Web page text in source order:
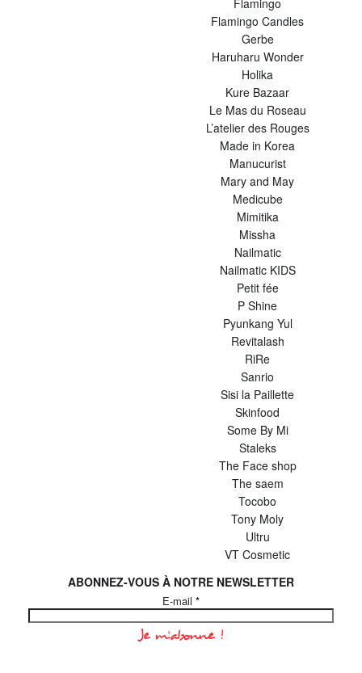
Flamingo
Flamingo Candles
Gerbe
Haruharu Wonder
Holika
Kure Bazaar
Le Mas du Roseau
L’atelier des Rouges
Made in Korea
Manucurist
Mary and May
Medicube
Mimitika
Missha
Nailmatic
Nailmatic KIDS
Petit fée
P Shine
Pyunkang Yul
Revitalash
RiRe
Sanrio
Sisi la Paillette
Skinfood
Some By Mi
Staleks
The Face shop
The saem
Tocobo
Tony Moly
Ultru
VT Cosmetic
ABONNEZ-VOUS À NOTRE NEWSLETTER
E-mail *